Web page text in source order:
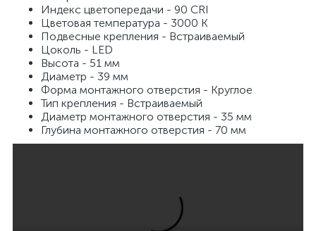
Индекс цветопередачи - 90 CRI
Цветовая температура - 3000 K
Подвесные крепления - Встраиваемый
Цоколь - LED
Высота - 51 мм
Диаметр - 39 мм
Форма монтажного отверстия - Круглое
Тип крепления - Встраиваемый
Диаметр монтажного отверстия - 35 мм
Глубина монтажного отверстия - 70 мм